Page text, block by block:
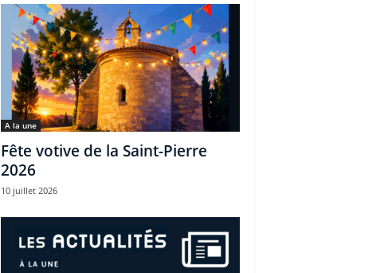
A la une
Fête votive de la Saint-Pierre
2026
10 juillet 2026